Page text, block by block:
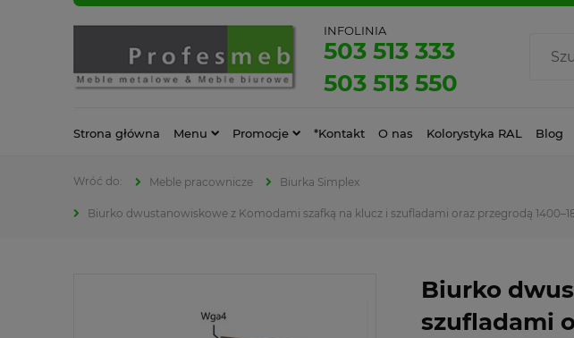
INFOLINIA
503 513 333
503 513 550
Strona główna Menu Promocje *Kontakt O nas Kolorystyka RAL Blog
Meble pracownicze Biurka Simplex
Biurko dwustanowiskowe z Komodami szafką na klucz i szufladami oraz przegrodą
Biurko
szufladami